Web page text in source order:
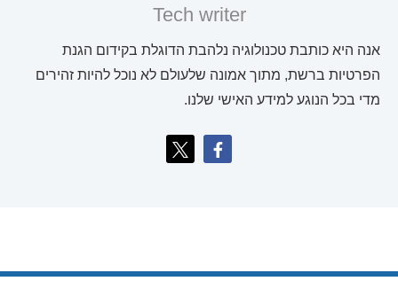
Tech writer
אנה היא כותבת טכנולוגיה נלהבת הדוגלת בקידום הגנת
הפרטיות ברשת, מתוך אמונה שלעולם לא נוכל להיות זהירים
מדי בכל הנוגע למידע האישי שלנו.